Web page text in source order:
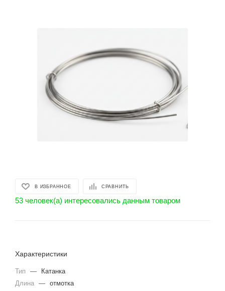
В ИЗБРАННОЕ СРАВНИТЬ
53 человек(а) интересовались данным товаром
Характеристики
Тип —
Катанка
Длина — отмотка